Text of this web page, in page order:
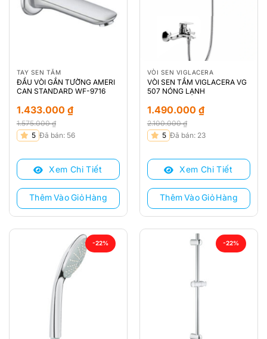
TAY SEN TẮM
ĐẦU VÒI GẮN TƯỜNG AMERI
CAN STANDARD WF-9716
1.575.000₫
Giá
là:
1.575.000 ₫.
1.433.000 ₫
Giá
tại
1.433.000 ₫.
5 Đã bán: 56
Xem Chi Tiết
Thêm Vào Giỏ Hàng
VÒI SEN VIGLACERA
VÒI SEN TẮM VIGLACERA VG
507 NÓNG LẠNH
2.100.000₫
Giá
là:
2.100.000 ₫.
1.490.000 ₫
Giá
tại
1.490.000 ₫.
5 Đã bán: 23
Xem Chi Tiết
Thêm Vào Giỏ Hàng
-22% -22%